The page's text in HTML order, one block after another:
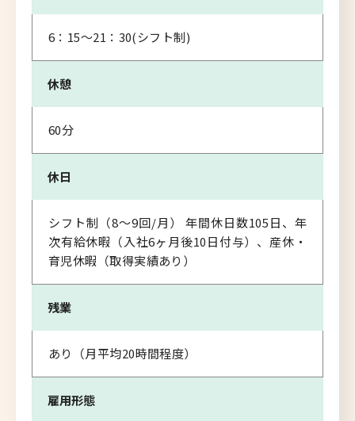
6：15～21：30(シフト制)
休憩
60分
休日
シフト制（8～9回/月） 年間休日数105日、年
次有給休暇（入社6ヶ月後10日付与）、産休・
育児休暇（取得実績あり）
残業
あり（月平均20時間程度）
雇用形態